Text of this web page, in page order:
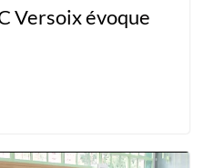
Versoix évoque